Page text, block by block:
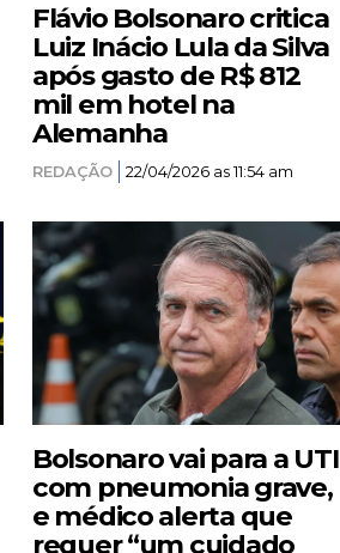
Flávio Bolsonaro critica
Luiz Inácio Lula da Silva
após gasto de R$ 812
mil em hotel na
Alemanha
REDAÇÃO 22/04/2026 as 11:54 am
Bolsonaro vai para a UTI
com pneumonia grave,
e médico alerta que
requer “um cuidado